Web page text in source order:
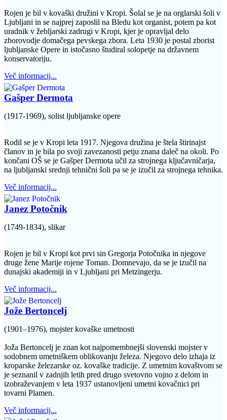
Rojen je bil v kovaški družini v Kropi. Šolal se je na orglarski šoli v
Ljubljani in se najprej zaposlil na Bledu kot organist, potem pa kot
uradnik v žebljarski zadrugi v Kropi, kjer je opravljal delo
zborovodje domačega pevskega zbora. Leta 1930 je postal zborist
ljubljanske Opere in istočasno študiral solopetje na državnem
konservatoriju.
Več informacij...
Gašper Dermota
(1917-1969), solist ljubljanske opere
Rodil se je v Kropi leta 1917. Njegova družina je štela štirinajst
članov in je bila po svoji zavezanosti petju znana daleč na okoli. Po
končani OŠ se je Gašper Dermota učil za strojnega ključavničarja,
na ljubljanski srednji tehnični šoli pa se je izučil za strojnega tehnika.
Več informacij...
Janez Potočnik
(1749-1834), slikar
Rojen je bil v Kropi kot prvi sin Gregorja Potočnika in njegove
druge žene Marije rojene Toman. Domnevajo, da se je izučil na
dunajski akademiji in v Ljubljani pri Metzingerju.
Več informacij...
Jože Bertoncelj
(1901–1976), mojster kovaške umetnosti
Joža Bertoncelj je znan kot najpomembnejši slovenski mojster v
sodobnem umetniškem oblikovanju železa. Njegovo delo izhaja iz
kroparske železarske oz. kovaške tradicije. Z umetnim kovaštvom se
je seznanil v zadnjih letih pred drugo svetovno vojno z delom in
izobraževanjem v leta 1937 ustanovljeni umetni kovačnici pri
tovarni Plamen.
Več informacij...